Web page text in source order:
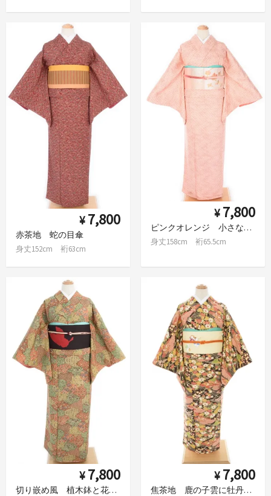
¥ 7,800
赤茶地 蛇の目傘
身丈152cm 裄63cm
¥ 7,800
ピンクオレンジ 小さな菊花
身丈158cm 裄65.5cm
¥ 7,800
切り嵌め風 植木鉢と花など
¥ 7,800
焦茶地 鹿の子雲に牡丹や菊など